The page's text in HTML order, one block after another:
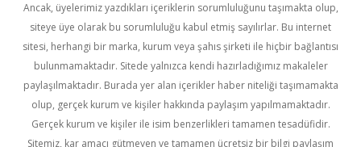
Ancak, üyelerimiz yazdıkları içeriklerin sorumluluğunu taşımakta olup,
siteye üye olarak bu sorumluluğu kabul etmiş sayılırlar. Bu internet
sitesi, herhangi bir marka, kurum veya şahıs şirketi ile hiçbir bağlantısı
bulunmamaktadır. Sitede yalnızca kendi hazırladığımız makaleler
paylaşılmaktadır. Burada yer alan içerikler haber niteliği taşımamakta
olup, gerçek kurum ve kişiler hakkında paylaşım yapılmamaktadır.
Gerçek kurum ve kişiler ile isim benzerlikleri tamamen tesadüfidir.
Sitemiz, kar amacı gütmeyen ve tamamen ücretsiz bir bilgi paylaşım